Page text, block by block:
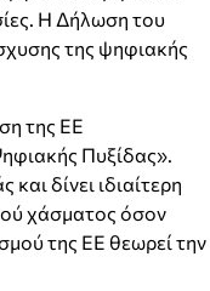
Η Δήλωση του
της ψηφιακής
της ΕΕ
Πυξίδας».
δίνει ιδιαίτερη
χάσματος όσον
της ΕΕ θεωρεί την